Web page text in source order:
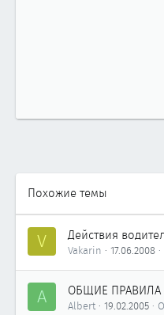
Похожие темы
V Действия
Vakarin 17.06.2008
A ОБЩИЕ
Albert 19.02.2005